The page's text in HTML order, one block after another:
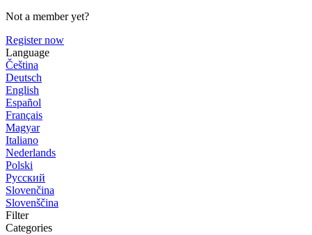
Not a member yet?
Register now
Language
Čeština
Deutsch
English
Español
Français
Magyar
Italiano
Nederlands
Polski
Русский
Slovenčina
Slovenščina
Filter
Categories